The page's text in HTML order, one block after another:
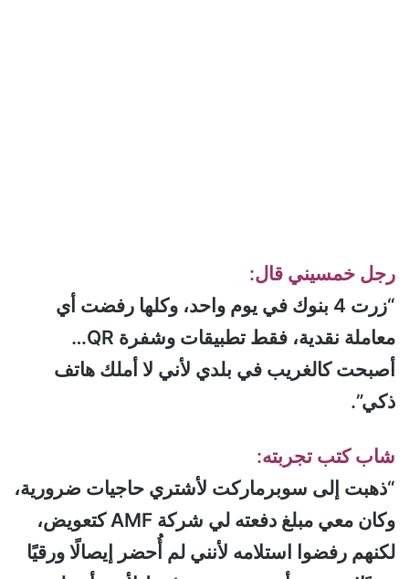
رجل خمسيني قال:
“زرت 4 بنوك في يوم واحد، وكلها رفضت أي
معاملة نقدية، فقط تطبيقات وشفرة QR…
أصبحت كالغريب في بلدي لأني لا أملك هاتف
ذكي”.
شاب كتب تجربته:
“ذهبت إلى سوبرماركت لأشتري حاجيات ضرورية،
وكان معي مبلغ دفعته لي شركة AMF كتعويض،
لكنهم رفضوا استلامه لأنني لم أُحضر إيصالًا ورقيًا